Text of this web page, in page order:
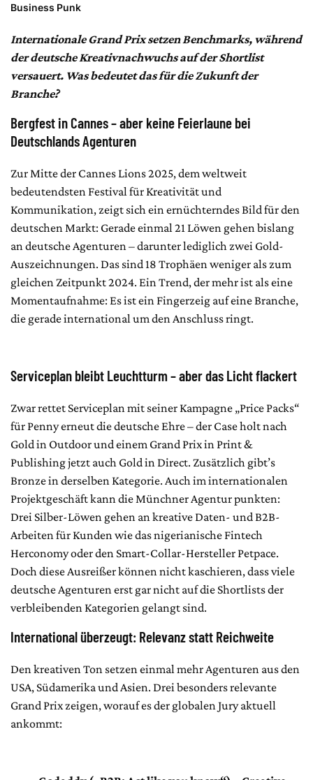
Business Punk
Internationale Grand Prix setzen Benchmarks, während
der deutsche Kreativnachwuchs auf der Shortlist
versauert. Was bedeutet das für die Zukunft der
Branche?
Bergfest in Cannes – aber keine Feierlaune bei
Deutschlands Agenturen
Zur Mitte der Cannes Lions 2025, dem weltweit
bedeutendsten Festival für Kreativität und
Kommunikation, zeigt sich ein ernüchterndes Bild für den
deutschen Markt: Gerade einmal 21 Löwen gehen bislang
an deutsche Agenturen – darunter lediglich zwei Gold-
Auszeichnungen. Das sind 18 Trophäen weniger als zum
gleichen Zeitpunkt 2024. Ein Trend, der mehr ist als eine
Momentaufnahme: Es ist ein Fingerzeig auf eine Branche,
die gerade international um den Anschluss ringt.
Serviceplan bleibt Leuchtturm – aber das Licht flackert
Zwar rettet Serviceplan mit seiner Kampagne „Price Packs“
für Penny erneut die deutsche Ehre – der Case holt nach
Gold in Outdoor und einem Grand Prix in Print &
Publishing jetzt auch Gold in Direct. Zusätzlich gibt’s
Bronze in derselben Kategorie. Auch im internationalen
Projektgeschäft kann die Münchner Agentur punkten:
Drei Silber-Löwen gehen an kreative Daten- und B2B-
Arbeiten für Kunden wie das nigerianische Fintech
Herconomy oder den Smart-Collar-Hersteller Petpace.
Doch diese Ausreißer können nicht kaschieren, dass viele
deutsche Agenturen erst gar nicht auf die Shortlists der
verbleibenden Kategorien gelangt sind.
International überzeugt: Relevanz statt Reichweite
Den kreativen Ton setzen einmal mehr Agenturen aus den
USA, Südamerika und Asien. Drei besonders relevante
Grand Prix zeigen, worauf es der globalen Jury aktuell
ankommt: